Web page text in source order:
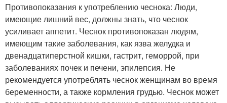
Противопоказания к употреблению чеснока: Люди,
имеющие лишний вес, должны знать, что чеснок
усиливает аппетит. Чеснок противопоказан людям,
имеющим такие заболевания, как язва желудка и
двенадцатиперстной кишки, гастрит, геморрой, при
заболеваниях почек и печени, эпилепсия. Не
рекомендуется употреблять чеснок женщинам во время
беременности, а также кормления грудью. Чеснок может